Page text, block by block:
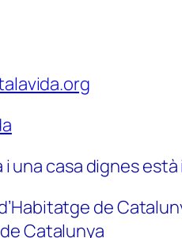
una casa dignes
de
Catalunya